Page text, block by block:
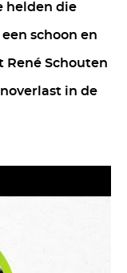
helden die
schoon en
René Schouten
in de